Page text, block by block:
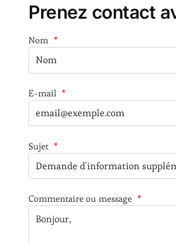
Prenez contact
Nom *
E-mail *
Sujet *
Commentaire ou message *